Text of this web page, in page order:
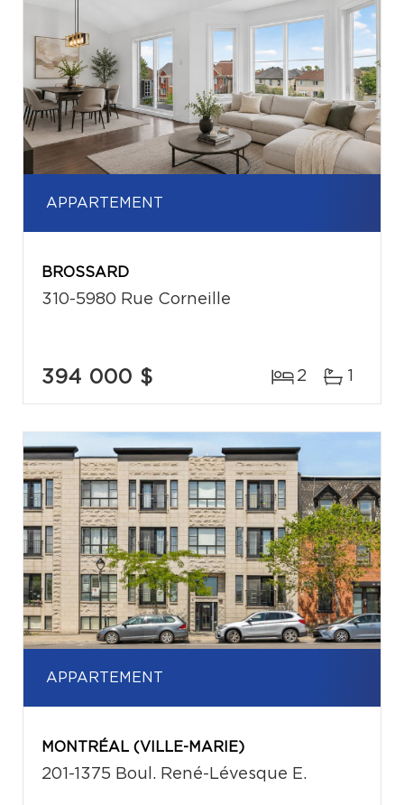
APPARTEMENT
BROSSARD
310-5980 Rue Corneille
394 000 $ 2 1
APPARTEMENT
MONTRÉAL (VILLE-MARIE)
201-1375 Boul. René-Lévesque E.